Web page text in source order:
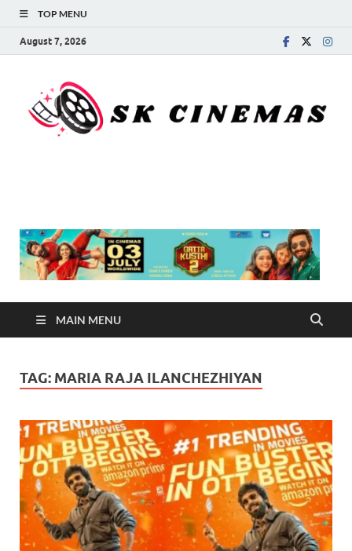
TOP MENU
August 7, 2026
MAIN MENU
TAG: MARIA RAJA ILANCHEZHIYAN